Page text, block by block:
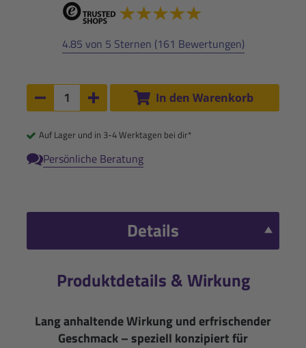
4.85 von 5 Sternen (161 Bewertungen)
Anzahl:
Anzahl um 1 verringern
Anzahl um 1 erhöhen
In den Warenkorb
Auf Lager und in 3-4 Werktagen bei dir*
Persönliche Beratung
Details
Produktdetails & Wirkung
Lang anhaltende Wirkung und erfrischender
Geschmack – speziell konzipiert für